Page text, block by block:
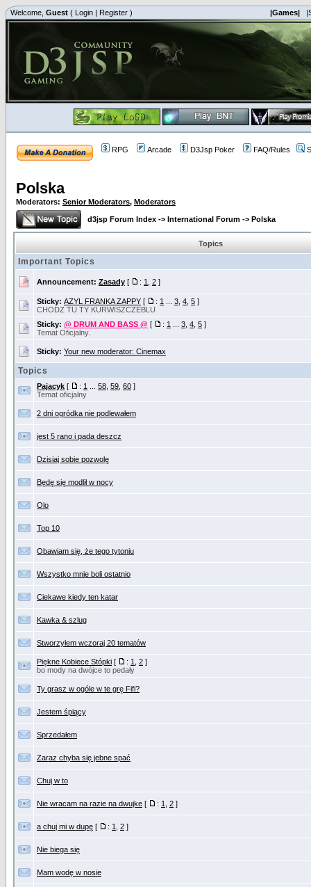
Welcome, Guest ( Login | Register ) |Games|
RPG Arcade D3Jsp Poker FAQ/Rules
Polska
Moderators: Senior Moderators, Moderators
d3jsp Forum Index -> International Forum -> Polska
Topics
Important Topics
Announcement: Zasady [ : 1 2 ]
Sticky: AZYL FRANKA ZAPPY [ : 1 3 4 5 ]
CHODZ TU TY KURWISZCZEBLU
Sticky: @ DRUM AND BASS @ [ : 1 3 4 5 ]
Temat Oficjalny.
Sticky: Your new moderator: Cinemax
Topics
Pajacyk [ : 1 58 59 60 ]
Temat oficjalny
2 dni ogródka nie podlewałem
jest 5 rano i pada deszcz
Dzisiaj sobie pozwolę
Będę się modlił w nocy
Olo
Top 10
Obawiam się, że tego tytoniu
Wszystko mnie boli ostatnio
Ciekawe kiedy ten katar
Kawka & szlug
Stworzyłem wczoraj 20 tematów
Piękne Kobiece Stópki [ : 1 2 ]
bo mody na dwójce to pedały
Ty grasz w ogóle w te grę Fifi?
Jestem śpiący
Sprzedałem
Zaraz chyba się jebne spać
Chuj w to
Nie wracam na razie na dwujke [ : 1 2 ]
a chuj mi w dupę [ : 1 2 ]
Nie biega się
Mam wodę w nosie